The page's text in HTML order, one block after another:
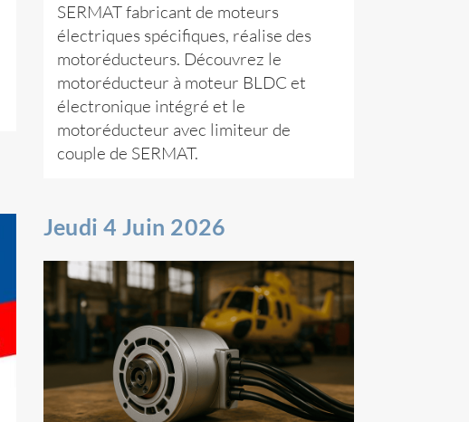
SERMAT fabricant de moteurs
électriques spécifiques, réalise des
motoréducteurs. Découvrez le
motoréducteur à moteur BLDC et
électronique intégré et le
motoréducteur avec limiteur de
couple de SERMAT.
Jeudi 4 Juin 2026